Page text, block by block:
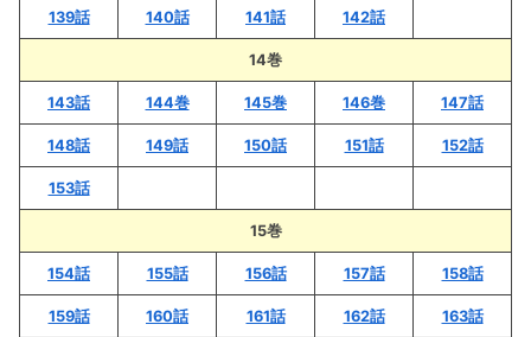
139話 140話 141話 142話
14巻
143話 144巻 145巻 146巻 147話
148話 149話 150話 151話 152話
153話
15巻
154話 155話 156話 157話 158話
159話 160話 161話 162話 163話